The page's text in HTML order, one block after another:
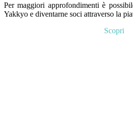
Per maggiori approfondimenti è
Yakkyo e diventarne soci attraverso la
Scopri